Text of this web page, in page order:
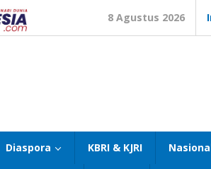
8 Agustus 2026
Diaspora KBRI & KJRI